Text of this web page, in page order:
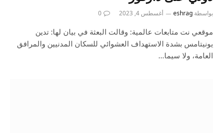
بواسطة eshrag أغسطس 4, 2023 0
موقعي نت متابعات عالمية: وقالت البعثة في بيان لها: تدين
يونيتامس بشدة الاستهداف العشوائي للسكان المدنيين والمرافق
العامة، ولا سيما…